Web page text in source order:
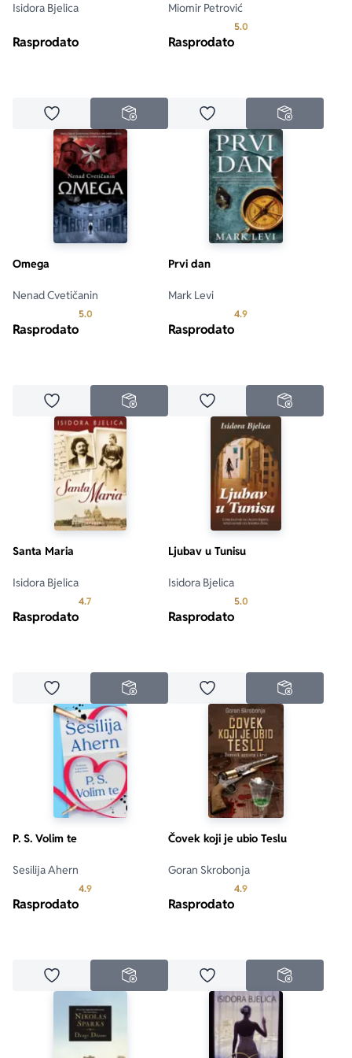
Isidora Bjelica
Rasprodato
Dodaj u omiljeneNEDOSTUPNO
Miomir Petrović
5.0
Rasprodato
Dodaj u omiljene
Omega
Nenad Cvetičanin
5.0
Rasprodato
Dodaj u omiljeneNEDOSTUPNO
Prvi dan
Mark Levi
4.9Prosecna ocena je 4.9
Rasprodato
Dodaj u omiljene
Santa Maria
Isidora Bjelica
4.7Prosecna ocena je 4.7 od 5
Rasprodato
Dodaj u omiljeneNEDOSTUPNO
Ljubav u Tunisu
Isidora Bjelica
5.0
Rasprodato
Dodaj u omiljene
P. S. Volim te
Sesilija Ahern
4.9Prosecna ocena je 4.9 od 5
Rasprodato
Dodaj u omiljeneNEDOSTUPNO
Čovek koji je ubio Teslu
Goran Skrobonja
4.9Prosecna ocena je 4.9
Rasprodato
Dodaj u omiljene